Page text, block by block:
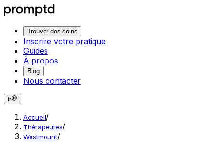
Trouver des soins
Inscrire votre pratique
Guides
À propos
Blog
Nous contacter
fr
Accueil/
Thérapeutes/
Westmount/